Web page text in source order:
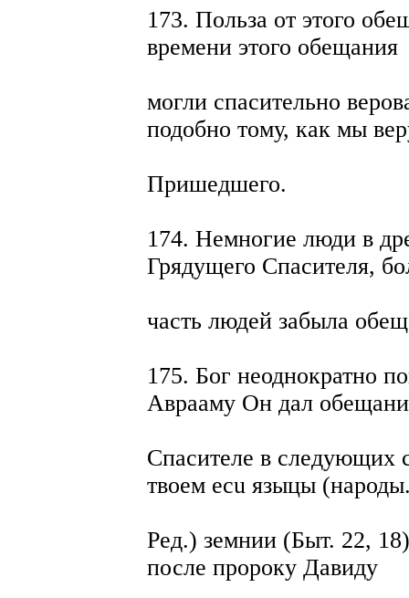
173. Польза от этого
времени этого обещания
могли спасительно
подобно тому, как мы
Пришедшего.
174. Немногие люди в
Грядущего Спасителя,
часть людей забыла
175. Бог неоднократно
Аврааму Он дал
Спасителе в следующих
твоем ecu языцы
Ред.) земнии (Быт. 22,
после пророку Давиду